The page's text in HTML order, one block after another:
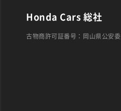
Honda Cars 総社
古物商許可証番号：岡山県公安